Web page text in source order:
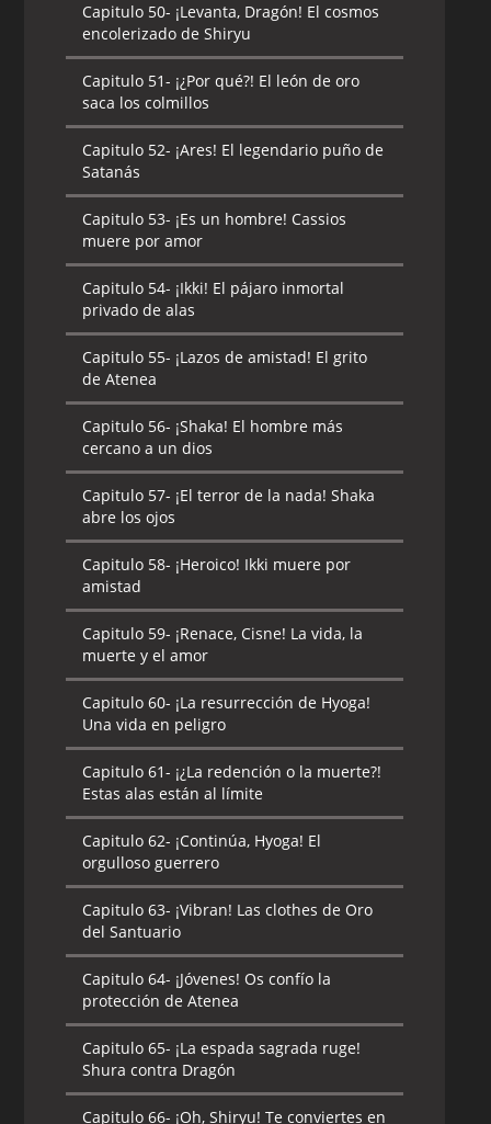
Capitulo 50- ¡Levanta, Dragón! El cosmos
encolerizado de Shiryu
Capitulo 51- ¡¿Por qué?! El león de oro
saca los colmillos
Capitulo 52- ¡Ares! El legendario puño de
Satanás
Capitulo 53- ¡Es un hombre! Cassios
muere por amor
Capitulo 54- ¡Ikki! El pájaro inmortal
privado de alas
Capitulo 55- ¡Lazos de amistad! El grito
de Atenea
Capitulo 56- ¡Shaka! El hombre más
cercano a un dios
Capitulo 57- ¡El terror de la nada! Shaka
abre los ojos
Capitulo 58- ¡Heroico! Ikki muere por
amistad
Capitulo 59- ¡Renace, Cisne! La vida, la
muerte y el amor
Capitulo 60- ¡La resurrección de Hyoga!
Una vida en peligro
Capitulo 61- ¡¿La redención o la muerte?!
Estas alas están al límite
Capitulo 62- ¡Continúa, Hyoga! El
orgulloso guerrero
Capitulo 63- ¡Vibran! Las clothes de Oro
del Santuario
Capitulo 64- ¡Jóvenes! Os confío la
protección de Atenea
Capitulo 65- ¡La espada sagrada ruge!
Shura contra Dragón
Capitulo 66- ¡Oh, Shiryu! Te conviertes en